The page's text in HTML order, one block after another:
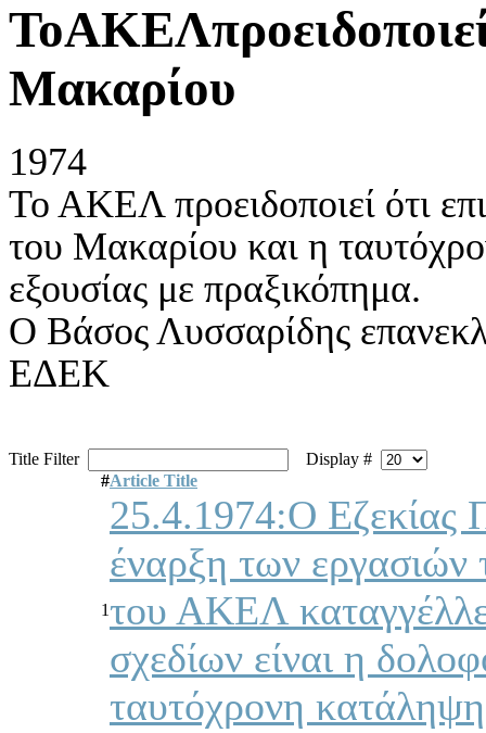
Μακαρίου
1974
Το ΑΚΕΛ προειδοποιεί ότι
του Μακαρίου και η
εξουσίας με πραξικόπημα.
Ο Βάσος Λυσσαρίδης
ΕΔΕΚ
Title Filter
Display #
#Article Title
1
25.4.1974:O Εζεκίας
έναρξη των
του ΑΚΕΛ
σχεδίων είναι η
ταυτόχρονη